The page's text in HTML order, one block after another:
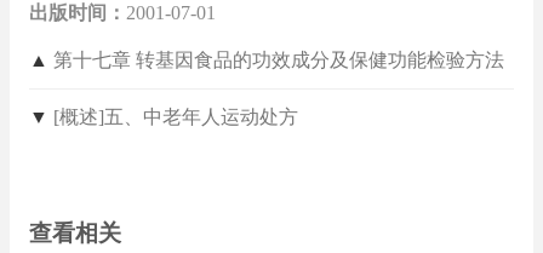
出版时间： 2001-07-01
▲ 第十七章 转基因食品的功效成分及保健功能检验方法
▼ [概述]五、中老年人运动处方
查看相关